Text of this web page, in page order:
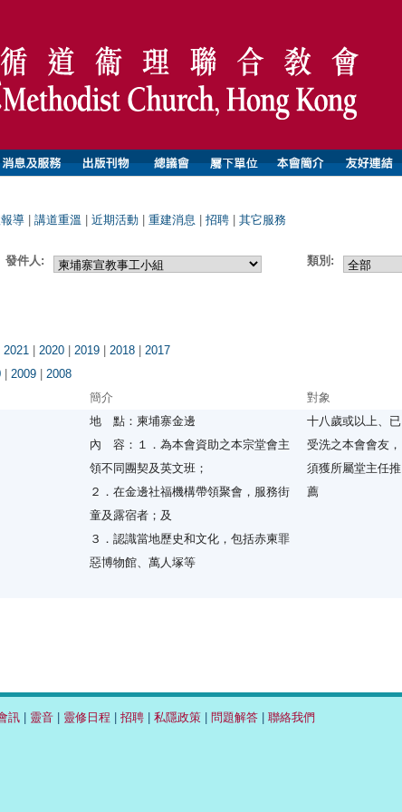
導 講道重溫 近期活動 重建消息 招聘 其它服務
發件人: 類別:
2021 | 2020 | 2019 | 2018 | 2017
| 2009 | 2008
簡介 對象
地 點：柬埔寨金邊
內 容：１．為本會資助之本宗堂會主
領不同團契及英文班；
２．在金邊社福機構帶領聚會，服務街
童及露宿者；及
３．認識當地歷史和文化，包括赤柬罪
惡博物館、萬人塚等
十八歲或以上、已
受洗之本會會友，
須獲所屬堂主任推
薦
訊 | 靈音 | 靈修日程 | 招聘 | 私隱政策 | 問題解答 | 聯絡我們